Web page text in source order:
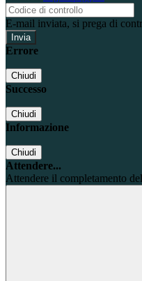
E-mail inviata, si prega di
Errore
Chiudi
Successo
Chiudi
Informazione
Chiudi
Attendere...
Attendere il completamento